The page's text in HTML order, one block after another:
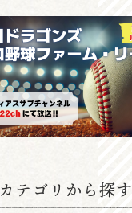
カテゴリから探す